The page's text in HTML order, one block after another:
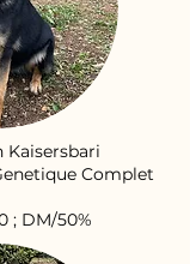
Kaisersbari
Complet
; DM/50%